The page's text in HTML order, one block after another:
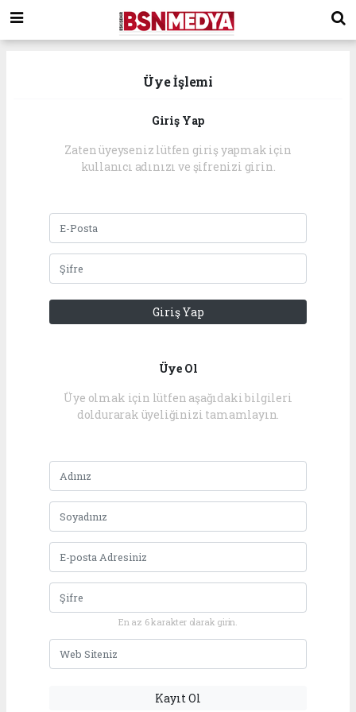
Üye İşlemi
Giriş Yap
Zaten üyeyseniz lütfen giriş yapmak için
kullanıcı adınızı ve şifrenizi girin.
Giriş Yap
Üye Ol
Üye olmak için lütfen aşağıdaki bilgileri
doldurarak üyeliğinizi tamamlayın.
En az 6 karakter olarak girin.
Kayıt Ol